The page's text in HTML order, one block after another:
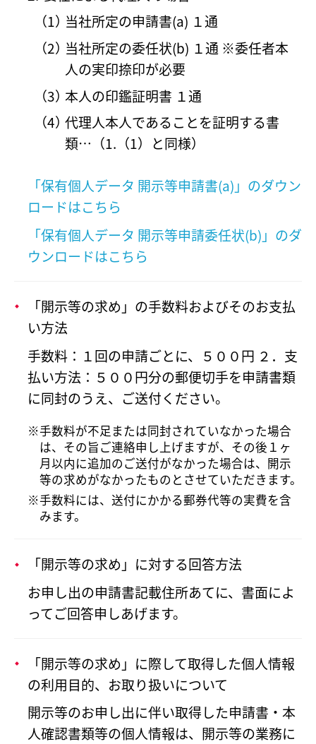
当社所定の申請書(a) １通
当社所定の委任状(b) １通 ※委任者本
人の実印捺印が必要
本人の印鑑証明書 １通
代理人本人であることを証明する書
類…（1.（1）と同様）
「保有個人データ 開示等申請書(a)」のダウン
ロードはこちら
「保有個人データ 開示等申請委任状(b)」のダ
ウンロードはこちら
「開示等の求め」の手数料およびそのお支払
い方法
手数料：１回の申請ごとに、５００円 ２．支
払い方法：５００円分の郵便切手を申請書類
に同封のうえ、ご送付ください。
手数料が不足または同封されていなかった場合
は、その旨ご連絡申し上げますが、その後１ヶ
月以内に追加のご送付がなかった場合は、開示
等の求めがなかったものとさせていただきます。
手数料には、送付にかかる郵券代等の実費を含
みます。
「開示等の求め」に対する回答方法
お申し出の申請書記載住所あてに、書面によ
ってご回答申しあげます。
「開示等の求め」に際して取得した個人情報
の利用目的、お取り扱いについて
開示等のお申し出に伴い取得した申請書・本
人確認書類等の個人情報は、開示等の業務に